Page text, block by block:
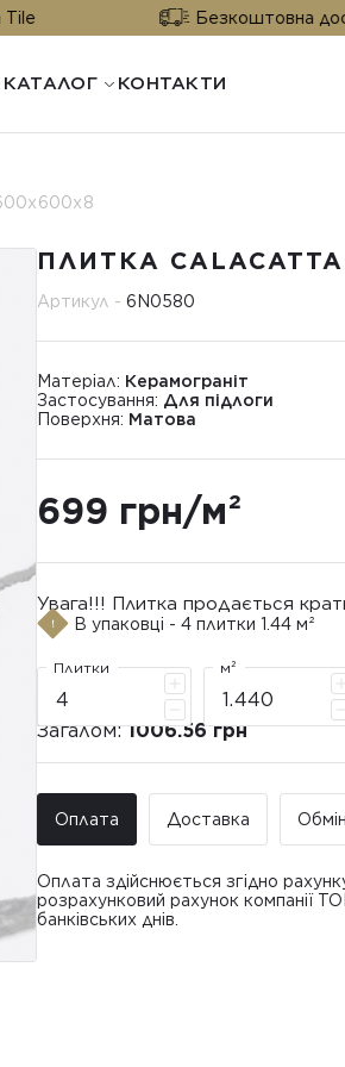
Безкоштовна доставка
КАТАЛОГ КОНТАКТИ
ПЛИТКА
Артикул -6N0580
Матеріал: Керамограніт
Застосування: Для підлоги
Поверхня: Матова
699 грн/м²
Увага!!! Плитка продається
В упаковці - 4 плитки 1.44 м²
Плитки м²
Загалом:1006.56 грн
Оплата Доставка Обмін
Оплата здійснюється згідно
розрахунковий рахунок компанії
банківських днів.